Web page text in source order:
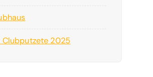
Clubputzete 2025